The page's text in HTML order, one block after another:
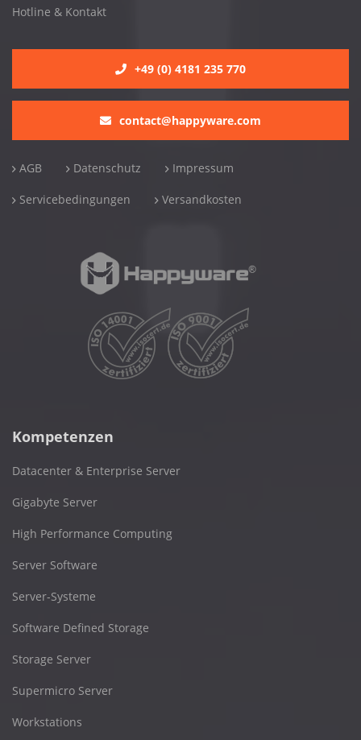
Hotline & Kontakt
+49 (0) 4181 235 770
contact@happyware.com
AGB Datenschutz Impressum
Servicebedingungen Versandkosten
Kompetenzen
Datacenter & Enterprise Server
Gigabyte Server
High Performance Computing
Server Software
Server-Systeme
Software Defined Storage
Storage Server
Supermicro Server
Workstations